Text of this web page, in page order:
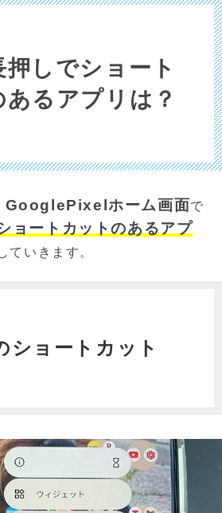
しでショート
あるアプリは？
ホーム画面で
ョートカットのあるアプ
ていきます。
ショートカット